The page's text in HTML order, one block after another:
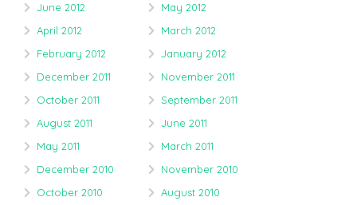
June 2012
May 2012
April 2012
March 2012
February 2012
January 2012
December 2011
November 2011
October 2011
September 2011
August 2011
June 2011
May 2011
March 2011
December 2010
November 2010
October 2010
August 2010